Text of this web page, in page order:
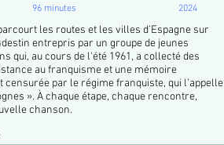
96 minutes 2024
les routes et les villes d’Espagne sur
entrepris par un groupe de jeunes
qui, au cours de l'été 1961, a collecté des
au franquisme et une mémoire
censurée par le régime franquiste, qui l’appelle
». À chaque étape, chaque rencontre,
chanson.